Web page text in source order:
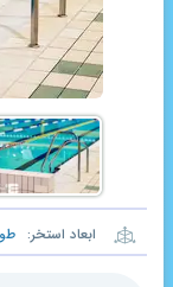
ابعاد استخر: